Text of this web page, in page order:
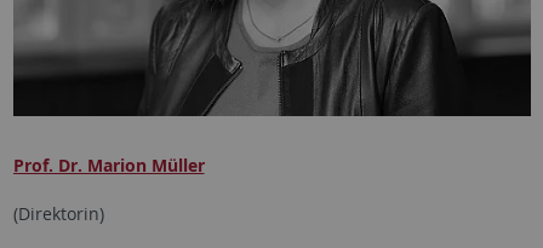
Prof. Dr. Marion Müller
(Direktorin)